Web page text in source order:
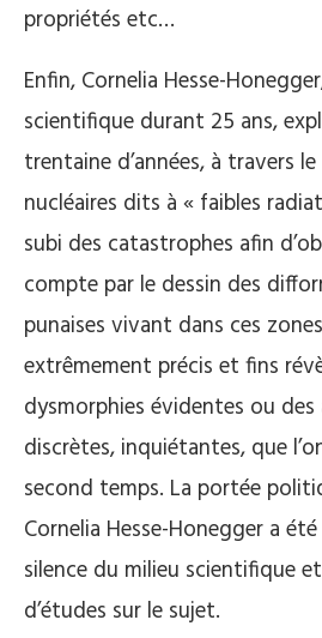
propriétés etc…
Enfin, Cornelia Hesse-
scientifique durant 25 ans,
trentaine d’années, à travers
nucléaires dits à « faibles
subi des catastrophes afin
compte par le dessin des
punaises vivant dans ces
extrêmement précis et fins
dysmorphies évidentes ou des
discrètes, inquiétantes, que
second temps. La portée
Cornelia Hesse-Honegger a
silence du milieu scientifique et
d’études sur le sujet.